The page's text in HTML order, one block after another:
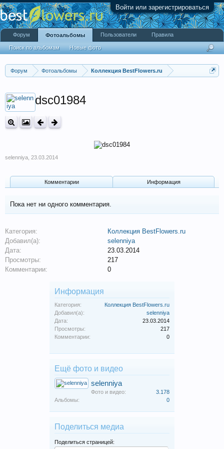
Войти или зарегистрироваться
Форум Фотоальбомы Коллекция BestFlowers.ru
dsc01984
selenniya 23.03.2014
Комментарии Информация
Пока нет ни одного комментария.
Категория:
Коллекция BestFlowers.ru
Добавил(а):
selenniya
Дата:
23.03.2014
Просмотры:
217
Комментарии:
0
Информация
Категория:
Коллекция BestFlowers.ru
Добавил(а):
selenniya
Дата:
23.03.2014
Просмотры:
217
Комментарии:
0
Ещё фото и видео
selenniya
Фото и видео:
3.178
Альбомы:
0
Поделиться медиа
Поделиться страницей:
Форум Фотоальбомы
Поиск по альбомам Новые фото
Пользователи Правила